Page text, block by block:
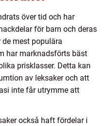
över tid och har
för barn och deras
mest populära
har marknadsförts bäst
prisklasser. Detta kan
av leksaker och att
inte får utrymme att
också haft fördelar i